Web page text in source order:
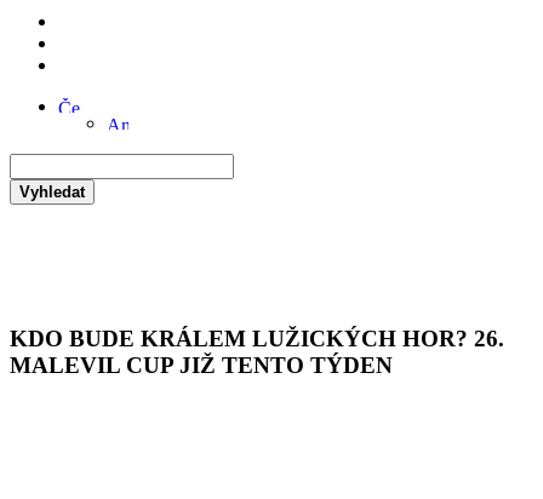
Vyhledat
KDO BUDE KRÁLEM LUŽICKÝCH HOR? 26.
MALEVIL CUP JIŽ TENTO TÝDEN